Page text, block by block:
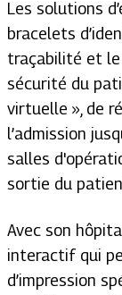
Les solutions
bracelets
traçabilité et le
sécurité du
virtuelle », de
l’admission
salles
sortie du
Avec son
interactif qui
d’impression